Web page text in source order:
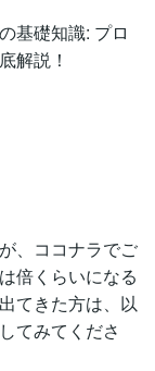
基礎知識: プロ
解説！
、ココナラでご
倍くらいになる
てきた方は、以
てみてくださ